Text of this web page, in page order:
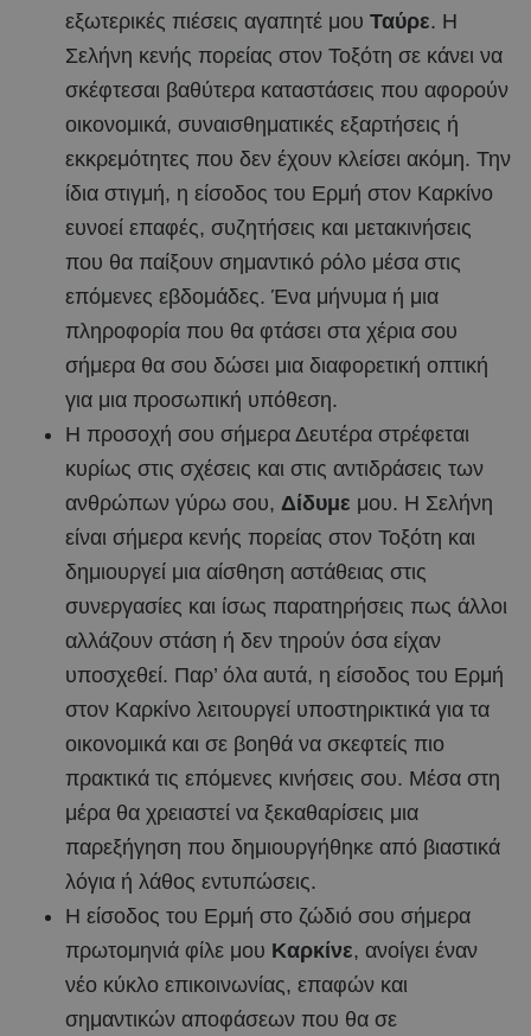
εξωτερικές πιέσεις αγαπητέ μου Ταύρε. Η
Σελήνη κενής πορείας στον Τοξότη σε κάνει να
σκέφτεσαι βαθύτερα καταστάσεις που αφορούν
οικονομικά, συναισθηματικές εξαρτήσεις ή
εκκρεμότητες που δεν έχουν κλείσει ακόμη. Την
ίδια στιγμή, η είσοδος του Ερμή στον Καρκίνο
ευνοεί επαφές, συζητήσεις και μετακινήσεις
που θα παίξουν σημαντικό ρόλο μέσα στις
επόμενες εβδομάδες. Ένα μήνυμα ή μια
πληροφορία που θα φτάσει στα χέρια σου
σήμερα θα σου δώσει μια διαφορετική οπτική
για μια προσωπική υπόθεση.
Η προσοχή σου σήμερα Δευτέρα στρέφεται
κυρίως στις σχέσεις και στις αντιδράσεις των
ανθρώπων γύρω σου, Δίδυμε μου. Η Σελήνη
είναι σήμερα κενής πορείας στον Τοξότη και
δημιουργεί μια αίσθηση αστάθειας στις
συνεργασίες και ίσως παρατηρήσεις πως άλλοι
αλλάζουν στάση ή δεν τηρούν όσα είχαν
υποσχεθεί. Παρ’ όλα αυτά, η είσοδος του Ερμή
στον Καρκίνο λειτουργεί υποστηρικτικά για τα
οικονομικά και σε βοηθά να σκεφτείς πιο
πρακτικά τις επόμενες κινήσεις σου. Μέσα στη
μέρα θα χρειαστεί να ξεκαθαρίσεις μια
παρεξήγηση που δημιουργήθηκε από βιαστικά
λόγια ή λάθος εντυπώσεις.
Η είσοδος του Ερμή στο ζώδιό σου σήμερα
πρωτομηνιά φίλε μου Καρκίνε, ανοίγει έναν
νέο κύκλο επικοινωνίας, επαφών και
σημαντικών αποφάσεων που θα σε